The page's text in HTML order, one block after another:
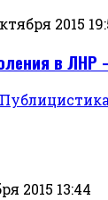
2015
в ЛНР
2015 13:44